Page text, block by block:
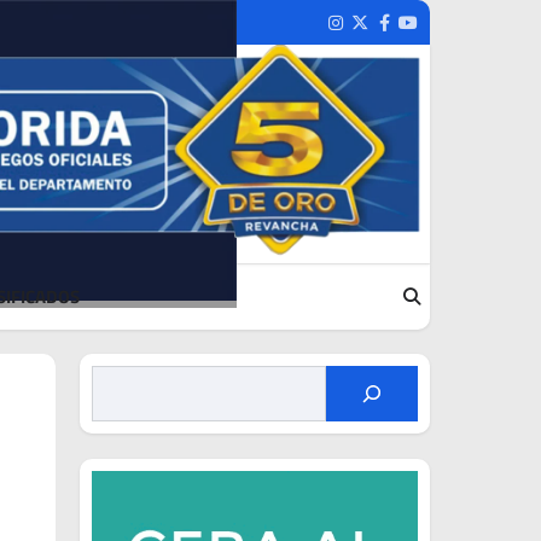
Instagram
TwitterFacebook
Youtube